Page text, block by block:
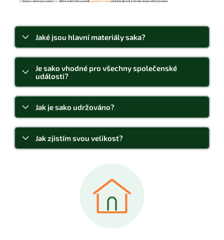
Jaké jsou hlavní materiály saka?
Je sako vhodné pro všechny společenské
události?
Jak je sako udržováno?
Jak zjistím svou velikost?